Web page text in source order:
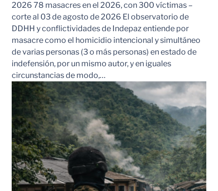
2026 78 masacres en el 2026, con 300 víctimas –
corte al 03 de agosto de 2026 El observatorio de
DDHH y conflictividades de Indepaz entiende por
masacre como el homicidio intencional y simultáneo
de varias personas (3 o más personas) en estado de
indefensión, por un mismo autor, y en iguales
circunstancias de modo,…